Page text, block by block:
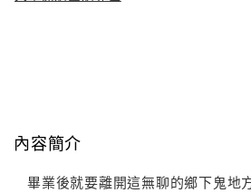
內容簡介
畢業後就要離開這無聊的鄉下鬼地